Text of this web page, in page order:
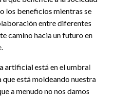
los beneficios mientras se
entre diferentes
camino hacia un futuro en
artificial está en el umbral
está moldeando nuestra
a menudo no nos damos